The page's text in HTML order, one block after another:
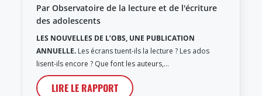
Par Observatoire de la lecture et de l'écriture
des adolescents
LES NOUVELLES DE L’OBS, UNE PUBLICATION
ANNUELLE. Les écrans tuent-ils la lecture ? Les ados
lisent-ils encore ? Que font les auteurs,…
LIRE LE RAPPORT